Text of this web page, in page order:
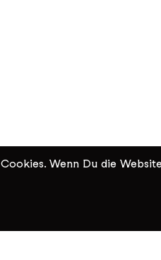
Wenn Du die